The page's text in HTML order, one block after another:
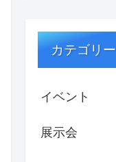
カテゴリー
イベント
展示会